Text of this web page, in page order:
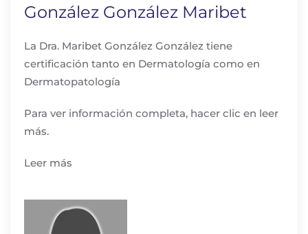
González González Maribet
La Dra. Maribet González González tiene
certificación tanto en Dermatología como en
Dermatopatología
Para ver información completa, hacer clic en leer
más.
Leer más